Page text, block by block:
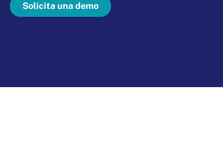
Solicita una demo